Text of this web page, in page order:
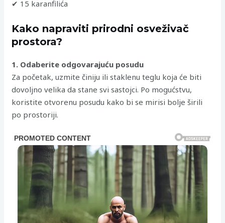
✔ 15 karanfilića
Kako napraviti prirodni osveživač
prostora?
1. Odaberite odgovarajuću posudu
Za početak, uzmite činiju ili staklenu teglu koja će biti
dovoljno velika da stane svi sastojci. Po mogućstvu,
koristite otvorenu posudu kako bi se mirisi bolje širili
po prostoriji.